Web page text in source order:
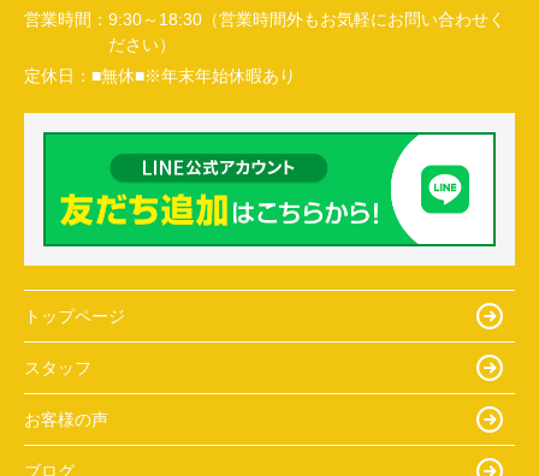
営業時間： 9:30～18:30（営業時間外もお気軽にお問い合わせく
ださい）
定休日： ■無休■※年末年始休暇あり
トップページ
スタッフ
お客様の声
ブログ